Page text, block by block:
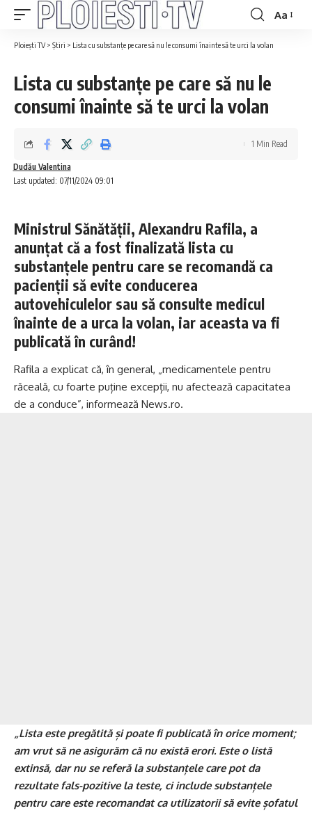
Aa
Ploiești TV> Știri > Lista cu substanțe pe care să nu le consumi înainte să te urci la volan
Lista cu substanțe pe care să nu le
consumi înainte să te urci la volan
Last updated: 07/11/2024 09:01
Dudău Valentina
1 Min Read
Ministrul Sănătății, Alexandru Rafila, a
anunțat că a fost finalizată lista cu
substanțele pentru care se recomandă ca
pacienții să evite conducerea
autovehiculelor sau să consulte medicul
înainte de a urca la volan, iar aceasta va fi
publicată în curând!
Rafila a explicat că, în general, „medicamentele pentru
răceală, cu foarte puține excepții, nu afectează capacitatea
de a conduce”, informează News.ro.
„Lista este pregătită și poate fi publicată în orice moment;
am vrut să ne asigurăm că nu există erori. Este o listă
extinsă, dar nu se referă la substanțele care pot da
rezultate fals-pozitive la teste, ci include substanțele
pentru care este recomandat ca utilizatorii să evite șofatul